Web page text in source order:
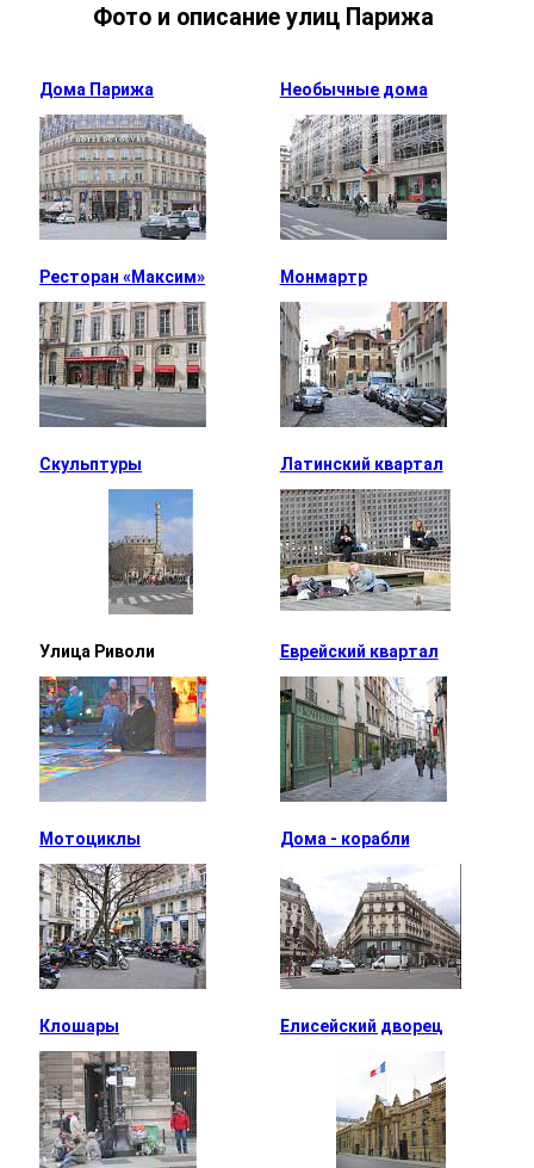
Фото и описание улиц Парижа
Дома Парижа Необычные дома
Ресторан «Максим» Монмартр
Скульптуры Латинский квартал
Улица Риволи Еврейский квартал
Мотоциклы Дома - корабли
Клошары Елисейский дворец